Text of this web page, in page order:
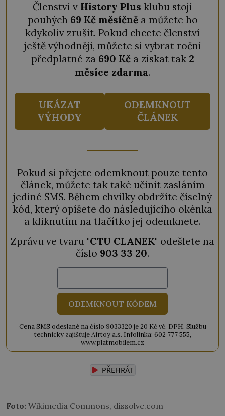
Členství v History Plus klubu stojí
pouhých 69 Kč měsíčněa můžete ho
kdykoliv zrušit. Pokud chcete členství
ještě výhodněji, můžete si vybrat roční
předplatné za 690 Kča získat tak 2
měsíce zdarma.
UKÁZAT
VÝHODY
ODEMKNOUT
ČLÁNEK
Pokud si přejete odemknout pouze tento
článek, můžete tak také učinit zasláním
jediné SMS. Během chvilky obdržíte číselný
kód, který opíšete do následujícího okénka
a kliknutím na tlačítko jej odemknete.
Zprávu ve tvaru "CTU CLANEK" odešlete na
číslo 903 33 20.
ODEMKNOUT KÓDEM
Cena SMS odeslané na číslo 9033320 je 20 Kč vč. DPH. Službu
technicky zajišťuje Airtoy a.s. Infolinka: 602 777 555,
www.platmobilem.cz
PŘEHRÁT
Foto: Wikimedia Commons, dissolve.com